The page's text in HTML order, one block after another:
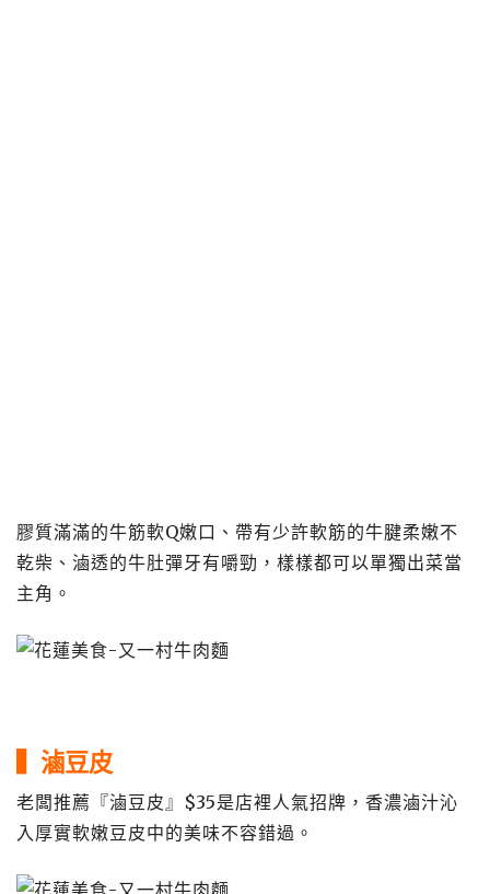
膠質滿滿的牛筋軟Q嫩口、帶有少許軟筋的牛腱柔嫩不
乾柴、滷透的牛肚彈牙有嚼勁，樣樣都可以單獨出菜當
主角。
▍滷豆皮
老闆推薦『滷豆皮』$35是店裡人氣招牌，香濃滷汁沁
入厚實軟嫩豆皮中的美味不容錯過。